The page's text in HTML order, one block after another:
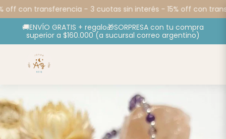
off con transferencia - 3 cuotas sin interés - 15% off con
🚚ENVÍO GRATIS + regalo🎁SORPRESA con tu compra
superior a $160.000 (a sucursal correo argentino)